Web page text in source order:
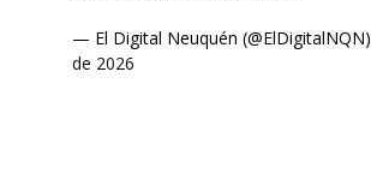
— El Digital Neuquén (@ElDigitalNQN)
de 2026